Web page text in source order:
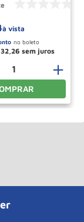
à vista
32,26
＋